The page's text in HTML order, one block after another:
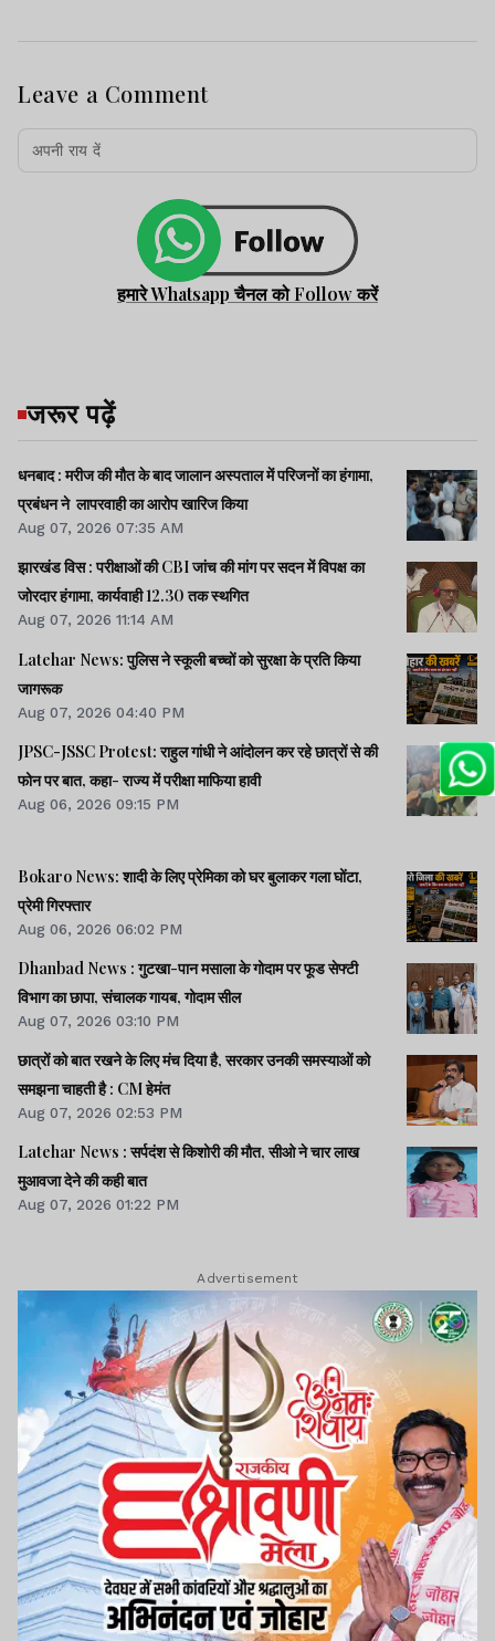
Leave a Comment
हमारे Whatsapp चैनल को Follow करें
जरूर पढ़ें
धनबाद : मरीज की मौत के बाद जालान अस्पताल में परिजनों का हंगामा,
प्रबंधन ने लापरवाही का आरोप खारिज किया
Aug 07, 2026 07:35 AM
झारखंड विस : परीक्षाओं की CBI जांच की मांग पर सदन में विपक्ष का
जोरदार हंगामा, कार्यवाही 12.30 तक स्थगित
Aug 07, 2026 11:14 AM
Latehar News: पुलिस ने स्कूली बच्चों को सुरक्षा के प्रति किया
जागरूक
Aug 07, 2026 04:40 PM
JPSC-JSSC Protest: राहुल गांधी ने आंदोलन कर रहे छात्रों से की
फोन पर बात, कहा- राज्य में परीक्षा माफिया हावी
Aug 06, 2026 09:15 PM
Bokaro News: शादी के लिए प्रेमिका को घर बुलाकर गला घोंटा,
प्रेमी गिरफ्तार
Aug 06, 2026 06:02 PM
Dhanbad News : गुटखा-पान मसाला के गोदाम पर फूड सेफ्टी
विभाग का छापा, संचालक गायब, गोदाम सील
Aug 07, 2026 03:10 PM
छात्रों को बात रखने के लिए मंच दिया है, सरकार उनकी समस्याओं को
समझना चाहती है : CM हेमंत
Aug 07, 2026 02:53 PM
Latehar News : सर्पदंश से किशोरी की मौत, सीओ ने चार लाख
मुआवजा देने की कही बात
Aug 07, 2026 01:22 PM
Advertisement